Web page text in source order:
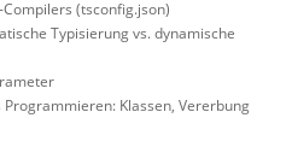
(tsconfig.json)
Typisierung vs. dynamische
Klassen, Vererbung